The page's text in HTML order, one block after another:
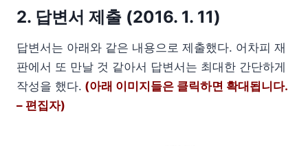
2. 답변서 제출 (2016. 1. 11)
답변서는 아래와 같은 내용으로 제출했다. 어차피 재
판에서 또 만날 것 같아서 답변서는 최대한 간단하게
작성을 했다. (아래 이미지들은 클릭하면 확대됩니다.
– 편집자)